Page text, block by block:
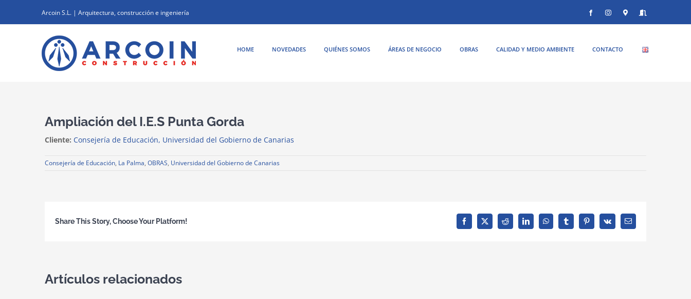
contenido
Arcoin S.L. | Arquitectura, construcción e ingeniería FacebookInstagramDondeEntrar
HOME NOVEDADES QUIÉNES SOMOS ÁREAS DE NEGOCIO OBRAS CALIDAD Y MEDIO AMBIENTE CONTACTO
Ampliación del I.E.S Punta Gorda
Cliente: Consejería de Educación, Universidad del Gobierno de Canarias
Consejería de Educación, La Palma, OBRAS, Universidad del Gobierno de Canarias
Share This Story, Choose Your Platform! Facebook
X Reddit LinkedInWhatsAppTumblrPinterest
Vk
Correo
electrónico
Artículos relacionados